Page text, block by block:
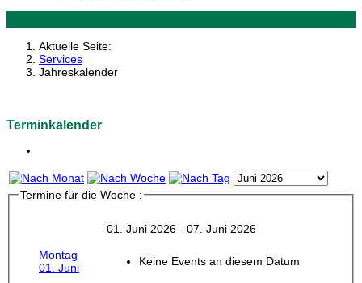
Aktuelle Seite:
Services
Jahreskalender
Terminkalender
Termine für die Woche :
01. Juni 2026 - 07. Juni 2026
Montag
01. Juni
Keine Events an diesem Datum